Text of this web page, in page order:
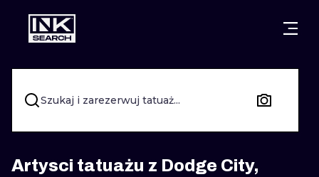
MIASTA GDAŃSK
WARSZAWA POZNAŃ
KRAKÓW KATOWICE
WROCŁAW ŁÓDŹ
STYLE
KALIGRAFIA
NEW
Szukaj i zarezerwuj tatuaż...
Artysci tatuażu z Dodge City,